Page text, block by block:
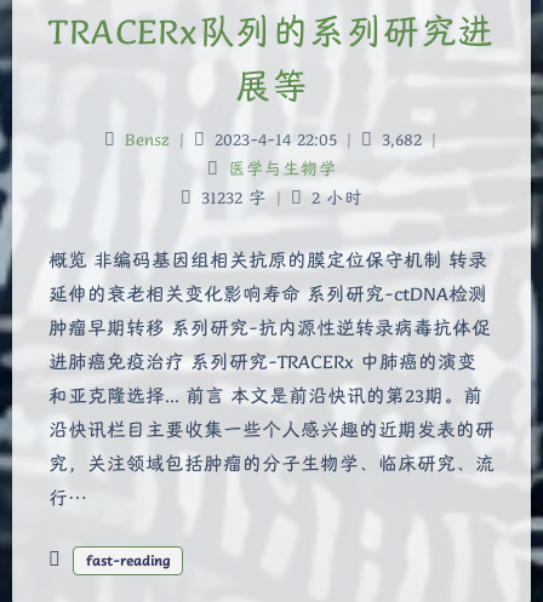
TRACERx队列的系列研究进
展等
Bensz | 2023-4-14 22:05 | 3,682 |
医学与生物学
31232 字 | 2 小时
概览 非编码基因组相关抗原的膜定位保守机制 转录
延伸的衰老相关变化影响寿命 系列研究-ctDNA检测
肿瘤早期转移 系列研究-抗内源性逆转录病毒抗体促
进肺癌免疫治疗 系列研究-TRACERx 中肺癌的演变
和亚克隆选择... 前言 本文是前沿快讯的第23期。前
沿快讯栏目主要收集一些个人感兴趣的近期发表的研
究，关注领域包括肿瘤的分子生物学、临床研究、流
行…
fast-reading